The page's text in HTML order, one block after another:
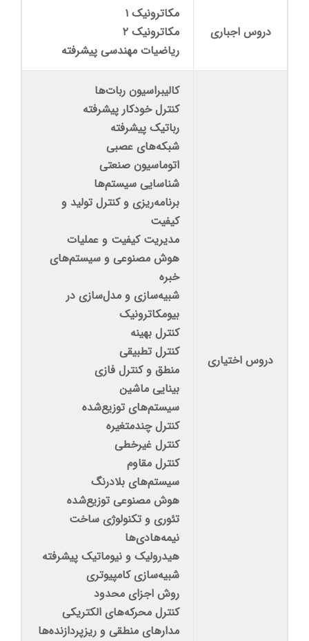
دروس اجباری
مکاترونیک ۱
مکاترونیک ۲
ریاضیات مهندسی پیشرفته
دروس اختیاری
کالیبراسیون ربات‌ها
کنترل خودکار پیشرفته
رباتیک پیشرفته
شبکه‌های عصبی
اتوماسیون صنعتی
شناسایی سیستم‌ها
برنامه‌ریزی و کنترل تولید و
کیفیت
مدیریت کیفیت و عملیات
هوش مصنوعی و سیستم‌های
خبره
شبیه‌سازی و مدل‌سازی در
بیومکاترونیک
کنترل بهینه
کنترل تطبیقی
منطق و کنترل فازی
بینایی ماشین
سیستم‌های توزیع‌شده
کنترل چندمتغیره
کنترل غیرخطی
کنترل مقاوم
سیستم‌های بلادرنگ
هوش مصنوعی توزیع‌شده
تئوری و تکنولوژی ساخت
نیمه‌هادی‌ها
هیدرولیک و نیوماتیک پیشرفته
شبیه‌سازی کامپیوتری
روش اجزای محدود
کنترل محرکه‌های الکتریکی
مدارهای منطقی و ریزپردازنده‌ها